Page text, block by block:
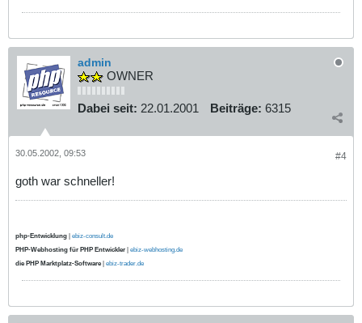
admin
OWNER
Dabei seit: 22.01.2001 Beiträge: 6315
#4
30.05.2002, 09:53
goth war schneller!
php-Entwicklung | ebiz-consult.de
PHP-Webhosting für PHP Entwickler | ebiz-webhosting.de
die PHP Marktplatz-Software | ebiz-trader.de